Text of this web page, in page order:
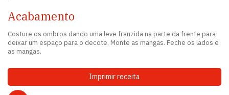
Acabamento
Costure os ombros dando uma leve franzida na parte da frente para
deixar um espaço para o decote. Monte as mangas. Feche os lados e
as mangas.
Imprimir receita